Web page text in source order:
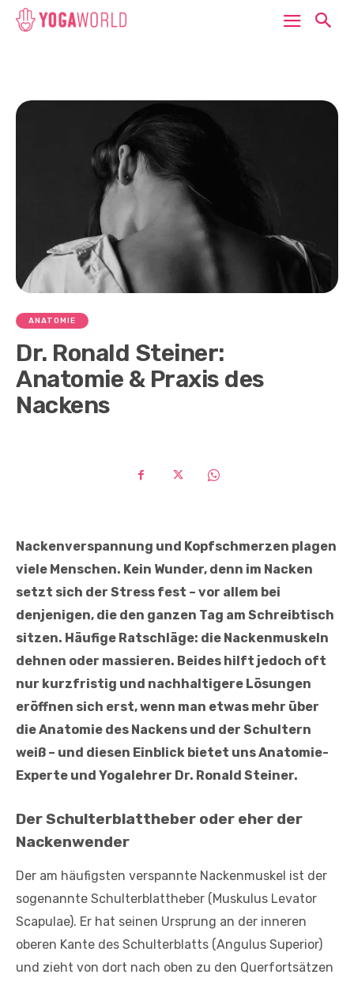
ANATOMIE
Dr. Ronald Steiner:
Anatomie & Praxis des
Nackens
Nackenverspannung und Kopfschmerzen plagen
viele Menschen. Kein Wunder, denn im Nacken
setzt sich der Stress fest – vor allem bei
denjenigen, die den ganzen Tag am Schreibtisch
sitzen. Häufige Ratschläge: die Nackenmuskeln
dehnen oder massieren. Beides hilft jedoch oft
nur kurzfristig und nachhaltigere Lösungen
eröffnen sich erst, wenn man etwas mehr über
die Anatomie des Nackens und der Schultern
weiß – und diesen Einblick bietet uns Anatomie-
Experte und Yogalehrer Dr. Ronald Steiner.
Der Schulterblattheber oder eher der
Nackenwender
Der am häufigsten verspannte Nackenmuskel ist der
sogenannte Schulterblattheber (Muskulus Levator
Scapulae). Er hat seinen Ursprung an der inneren
oberen Kante des Schulterblatts (Angulus Superior)
und zieht von dort nach oben zu den Querfortsätzen